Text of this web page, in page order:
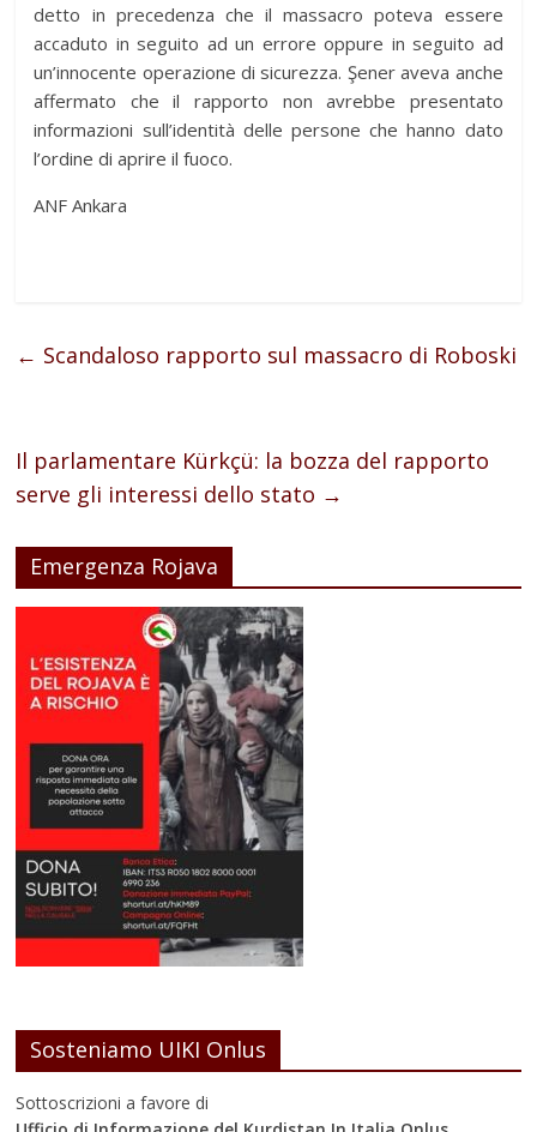
detto in precedenza che il massacro poteva essere
accaduto in seguito ad un errore oppure in seguito ad
un’innocente operazione di sicurezza. Şener aveva anche
affermato che il rapporto non avrebbe presentato
informazioni sull’identità delle persone che hanno dato
l’ordine di aprire il fuoco.
ANF Ankara
← Scandaloso rapporto sul massacro di Roboski
Il parlamentare Kürkçü: la bozza del rapporto
serve gli interessi dello stato →
Emergenza Rojava
Sosteniamo UIKI Onlus
Sottoscrizioni a favore di